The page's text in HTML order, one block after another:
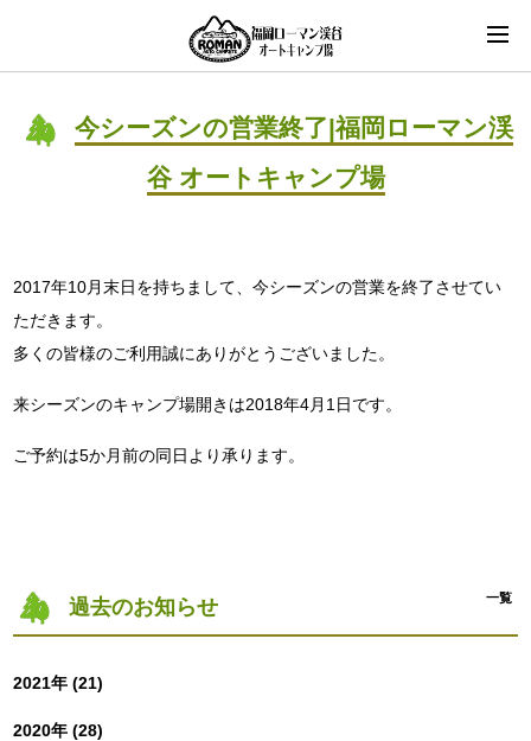
今シーズンの営業終了|福岡ローマン渓
谷 オートキャンプ場
2017年10月末日を持ちまして、今シーズンの営業を終了させてい
ただきます。
多くの皆様のご利用誠にありがとうございました。
来シーズンのキャンプ場開きは2018年4月1日です。
ご予約は5か月前の同日より承ります。
過去のお知らせ 一覧
2021年 (21)
2020年 (28)